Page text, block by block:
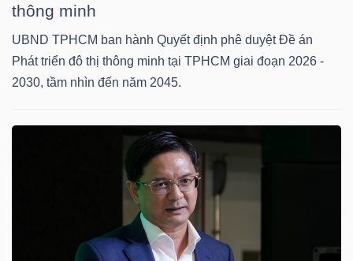
thông minh
UBND TPHCM ban hành Quyết định phê duyệt Đề án
Phát triển đô thị thông minh tại TPHCM giai đoạn 2026 -
2030, tầm nhìn đến năm 2045.
TƯ
TRUY
DỮ